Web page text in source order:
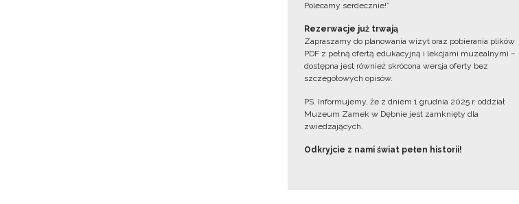
Polecamy serdecznie!”
Rezerwacje już trwają
Zapraszamy do planowania wizyt oraz pobierania plików
PDF z pełną ofertą edukacyjną i lekcjami muzealnymi –
dostępna jest również skrócona wersja oferty bez
szczegółowych opisów.
PS. Informujemy, że z dniem 1 grudnia 2025 r. oddział
Muzeum Zamek w Dębnie jest zamknięty dla
zwiedzających.
Odkryjcie z nami świat pełen historii!